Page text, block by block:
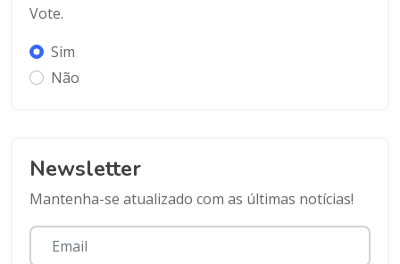
Vote.
Sim
Não
Newsletter
Mantenha-se atualizado com as últimas notícias!